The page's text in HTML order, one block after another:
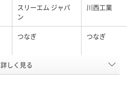
スリーエム ジャパ
ン
川西工業
つなぎ つなぎ
L
詳しく見る